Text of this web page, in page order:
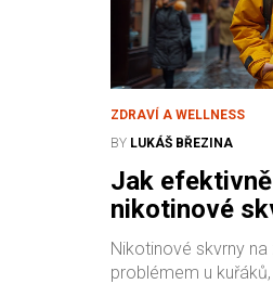
ZDRAVÍ A WELLNESS
BY LUKÁŠ BŘEZINA
Jak
nikotinové
Kompletní
Nikotinové skvrny
problémem u